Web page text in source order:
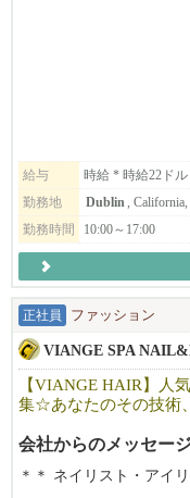
給与
時給 * 時給22ドル
勤務地
Dublin
,
勤務時間
10:00～17:00
正社員 ファッション
VIANGE SPA
【VIANGE HAIR】人
集☆あなたのその技術
会社からのメッセー
＊＊ ネイリスト・アイ